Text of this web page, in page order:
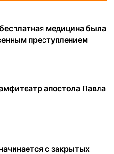
медицина была
преступлением
апостола Павла
с закрытых